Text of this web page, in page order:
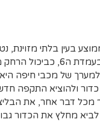
בעין בלתי
הרבה יותר דווקא כאשר הוא
של מכבי חיפה
ולהוציא התקפה
מכל דבר אחר, את
מחלץ את הכדור